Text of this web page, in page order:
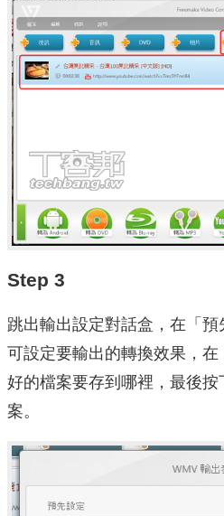
Step 3
跳出輸出設定對話盒，在「預
可設定要輸出的轉換效果，
好的檔案要存到哪裡，最後
案。